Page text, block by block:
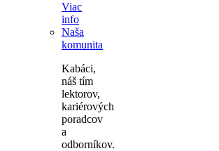
Viac
info
Naša
komunita
Kabáci,
náš tím
lektorov,
kariérových
poradcov
a
odborníkov.